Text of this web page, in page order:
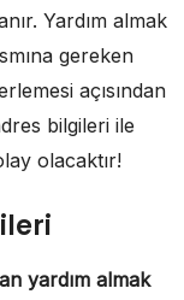
Yardım almak
gereken
açısından
bilgileri ile
olacaktır!
yardım almak